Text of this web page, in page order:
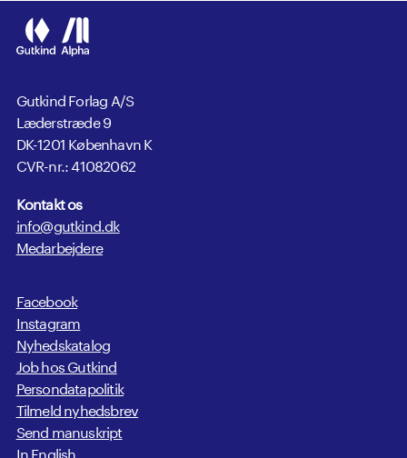
Gutkind Forlag A/S
Læderstræde 9
DK-1201 København K
CVR-nr.: 41082062
Kontakt os
info@gutkind.dk
Medarbejdere
Facebook
Instagram
Nyhedskatalog
Job hos Gutkind
Persondatapolitik
Tilmeld nyhedsbrev
Send manuskript
In English